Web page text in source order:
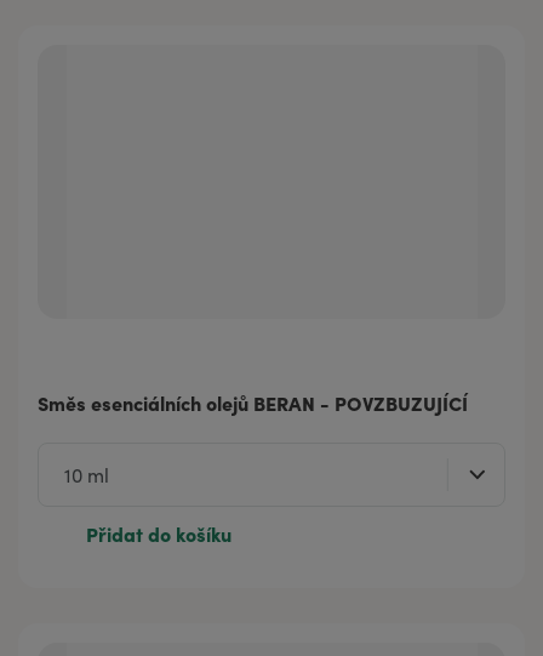
Směs esenciálních olejů BERAN - POVZBUZUJÍCÍ
Přidat do košíku